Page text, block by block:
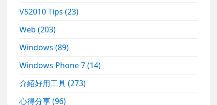
VS2010 Tips(23)
Web(203)
Windows(89)
Windows Phone 7(14)
介紹好用工具(273)
心得分享(96)